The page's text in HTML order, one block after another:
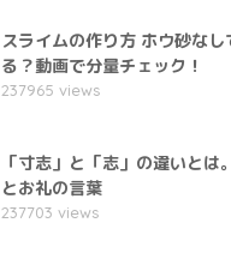
スライムの作り方 ホウ砂な
る？動画で分量チェック！
237965 views
「寸志」と「志」の違いとは
とお礼の言葉
237703 views